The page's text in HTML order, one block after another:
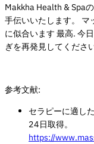
Makkha Health & Spa
手伝いいたします。 マ
に似合います 最高. 今
ぎを再発見してくださ
参考文献:
セラピーに適し
24日取得。
https://